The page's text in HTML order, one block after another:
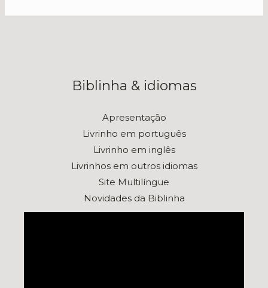
Biblinha & idiomas
Apresentação
Livrinho em português
Livrinho em inglês
Livrinhos em outros idiomas
Site Multilíngue
Novidades da Biblinha